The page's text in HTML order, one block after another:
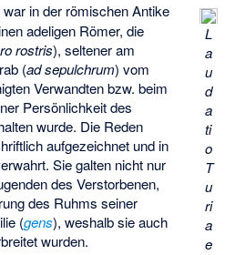
L
a
u
d
a
ti
o
T
u
ri
a
e
war in der römischen Antike
adeligen Römer, die
rostris), seltener am
(ad sepulchrum) vom
Verwandten bzw. beim
Persönlichkeit des
wurde. Die Reden
aufgezeichnet und in
Sie galten nicht nur
des Verstorbenen,
des Ruhms seiner
(gens), weshalb sie auch
wurden.